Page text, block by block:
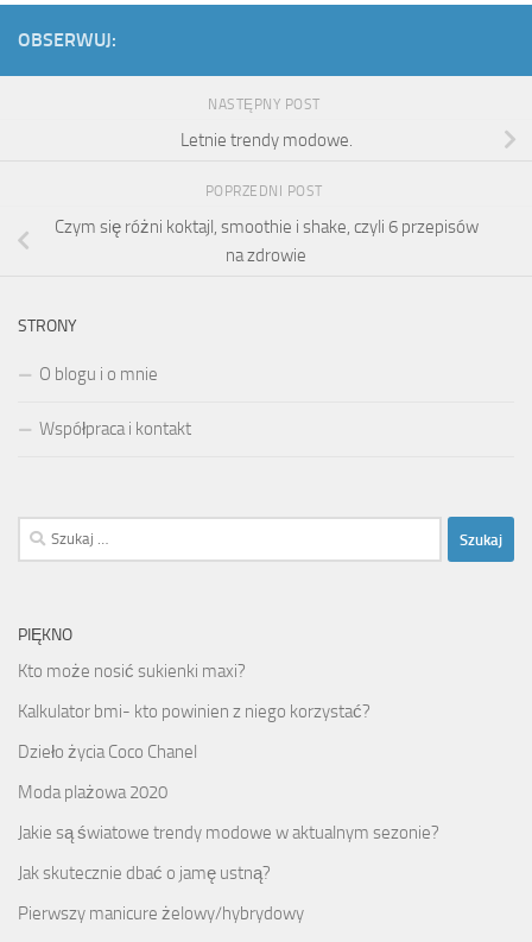
OBSERWUJ:
NASTĘPNY POST
Letnie trendy modowe.
POPRZEDNI POST
Czym się różni koktajl, smoothie i shake, czyli 6 przepisów
na zdrowie
STRONY
O blogu i o mnie
Współpraca i kontakt
Szukaj:
PIĘKNO
Kto może nosić sukienki maxi?
Kalkulator bmi- kto powinien z niego korzystać?
Dzieło życia Coco Chanel
Moda plażowa 2020
Jakie są światowe trendy modowe w aktualnym sezonie?
Jak skutecznie dbać o jamę ustną?
Pierwszy manicure żelowy/hybrydowy